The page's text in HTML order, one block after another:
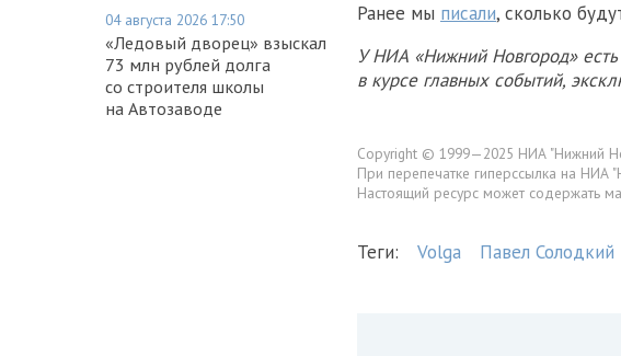
04 августа 2026 17:50
«Ледовый дворец» взыскал
73 млн рублей долга
со строителя школы
на Автозаводе
Ранее мы писали, сколько
У НИА «Нижний Новгород»
в курсе главных событий,
Copyright © 1999—2025 НИА "Нижний
При перепечатке гиперссылка на НИА
Настоящий ресурс может содержать
Теги: Volga Павел Солодкий